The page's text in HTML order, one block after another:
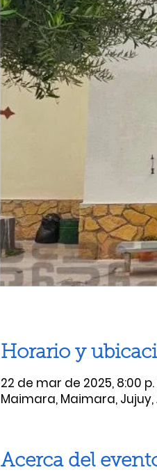
Horario y
22 de mar de 2025, 8:00 p.
Maimara, Maimara,
Acerca del